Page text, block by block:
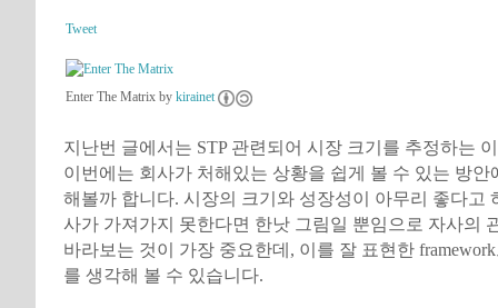
Tweet
Enter The Matrix by kirainet
지난번 글에서는 STP 관련되어 시장 크기를 추정하는
이번에는 회사가 처해있는 상황을 쉽게 볼 수 있는 방안
해볼까 합니다. 시장의 크기와 성장성이 아무리 좋다고
사가 가져가지 못한다면 한낫 그림일 뿐임으로 자사의
바라보는 것이 가장 중요한데, 이를 잘 표현한
를 생각해 볼 수 있습니다.